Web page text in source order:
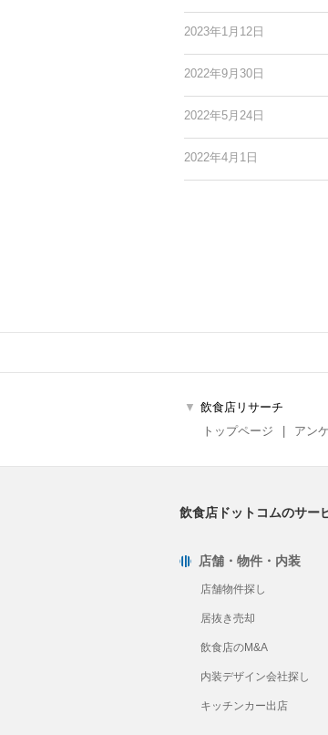
2023年1月12日
2022年9月30日
2022年5月24日
2022年4月1日
飲食店リサーチ
トップページ
アン
飲食店ドットコムのサー
店舗・物件・内装
店舗物件探し
居抜き売却
飲食店のM&A
内装デザイン会社探し
キッチンカー出店